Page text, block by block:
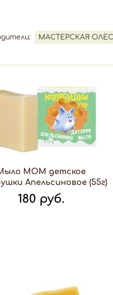
МАСТЕРСКАЯ
МОМ детское
Апельсиновое (55г)
180 руб.